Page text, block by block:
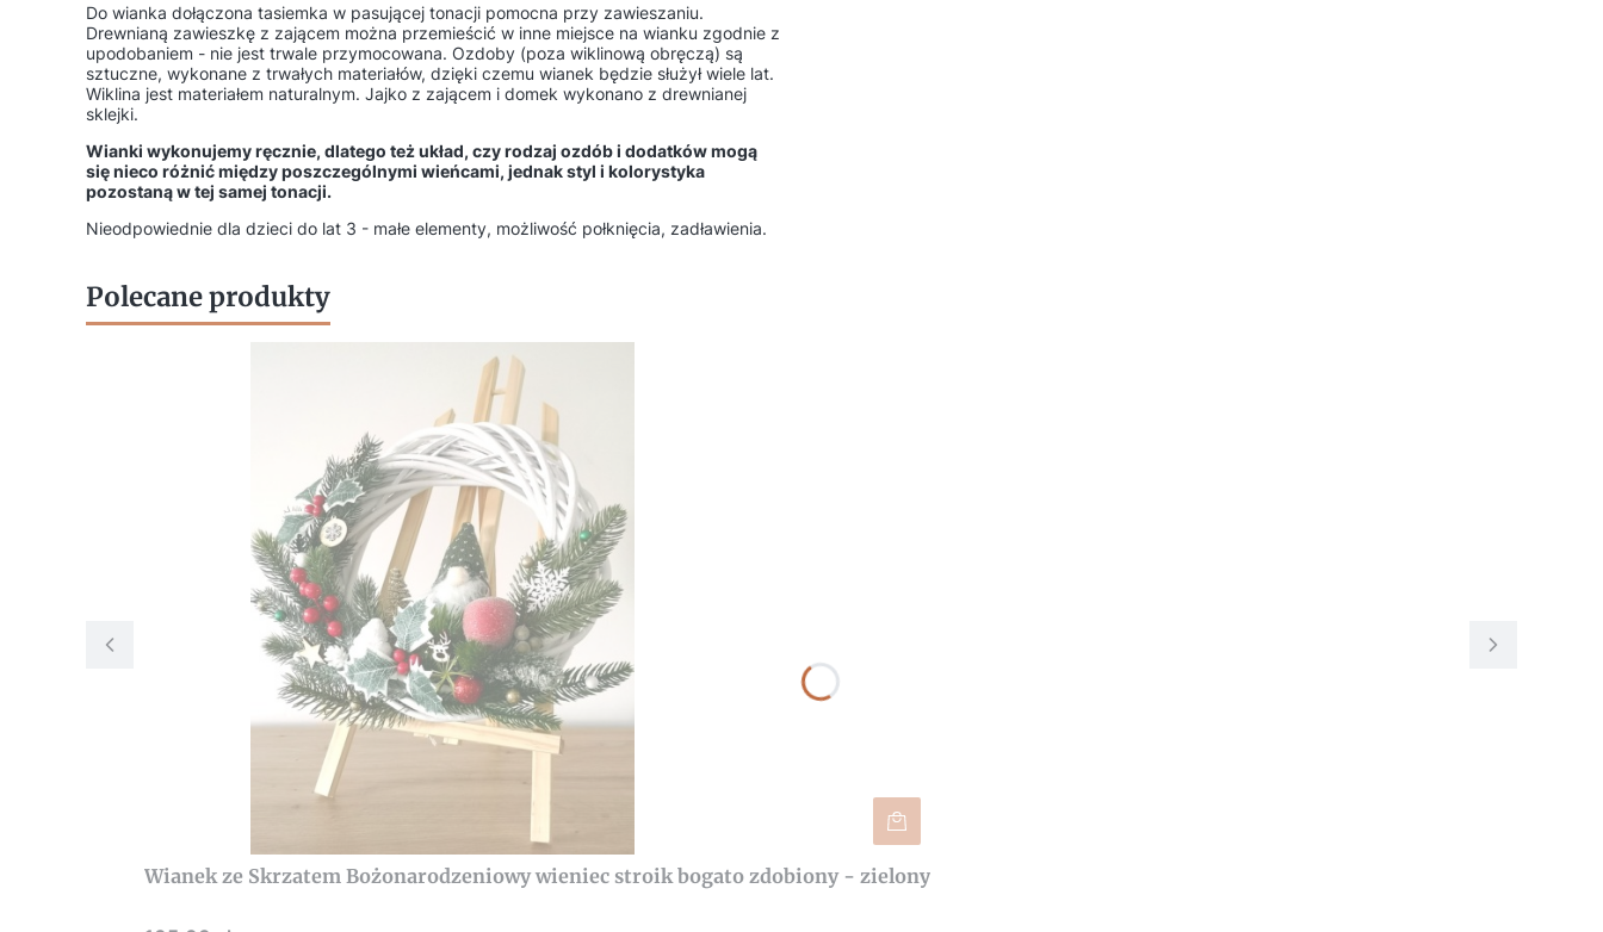
Do wianka dołączona tasiemka w pasującej tonacji pomocna przy zawieszaniu.
Drewnianą zawieszkę z zającem można przemieścić w inne miejsce na wianku zgodnie z
upodobaniem - nie jest trwale przymocowana. Ozdoby (poza wiklinową obręczą) są
sztuczne, wykonane z trwałych materiałów, dzięki czemu wianek będzie służył wiele lat.
Wiklina jest materiałem naturalnym. Jajko z zającem i domek wykonano z drewnianej
sklejki.
Wianki wykonujemy ręcznie, dlatego też układ, czy rodzaj ozdób i dodatków mogą
się nieco różnić między poszczególnymi wieńcami, jednak styl i kolorystyka
pozostaną w tej samej tonacji.
Nieodpowiednie dla dzieci do lat 3 - małe elementy, możliwość połknięcia, zadławienia.
Polecane produkty
Wianek ze Skrzatem Bożonarodzeniowy wieniec stroik bogato zdobiony - zielony